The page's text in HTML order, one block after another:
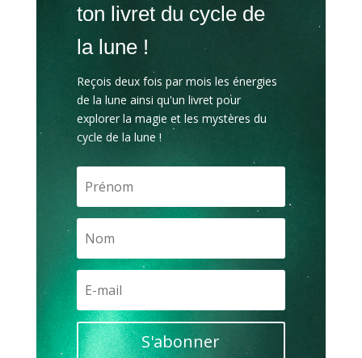
ton livret du cycle de
la lune !
Reçois deux fois par mois les énergies
de la lune ainsi qu'un livret pour
explorer la magie et les mystères du
cycle de la lune !
S'abonner